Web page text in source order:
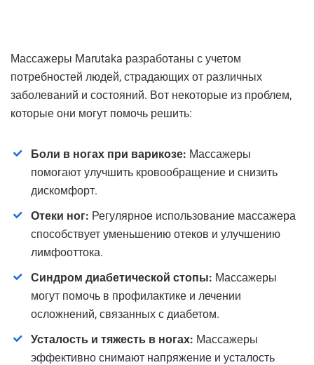
Массажеры Marutaka разработаны с учетом
потребностей людей, страдающих от различных
заболеваний и состояний. Вот некоторые из проблем,
которые они могут помочь решить:
Боли в ногах при варикозе: Массажеры
помогают улучшить кровообращение и снизить
дискомфорт.
Отеки ног: Регулярное использование массажера
способствует уменьшению отеков и улучшению
лимфооттока.
Синдром диабетической стопы: Массажеры
могут помочь в профилактике и лечении
осложнений, связанных с диабетом.
Усталость и тяжесть в ногах: Массажеры
эффективно снимают напряжение и усталость